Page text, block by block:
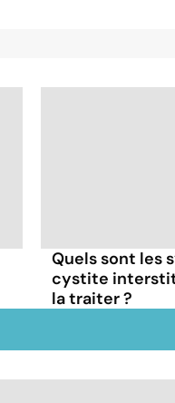
Quels sont les
cystite
la traiter ?